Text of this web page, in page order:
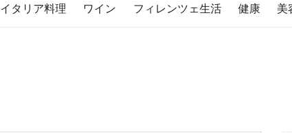
イタリア料理 ワイン フィレンツェ生活 健康 美